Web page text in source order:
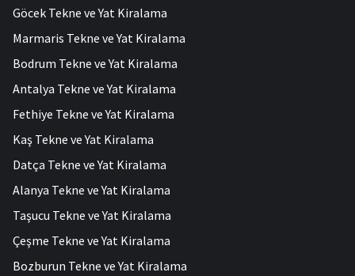
Göcek Tekne ve Yat Kiralama
Marmaris Tekne ve Yat Kiralama
Bodrum Tekne ve Yat Kiralama
Antalya Tekne ve Yat Kiralama
Fethiye Tekne ve Yat Kiralama
Kaş Tekne ve Yat Kiralama
Datça Tekne ve Yat Kiralama
Alanya Tekne ve Yat Kiralama
Taşucu Tekne ve Yat Kiralama
Çeşme Tekne ve Yat Kiralama
Bozburun Tekne ve Yat Kiralama